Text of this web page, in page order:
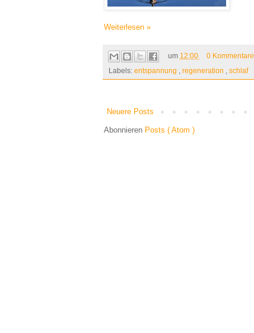
Weiterlesen »
um 12:00
0 Kommentare
Labels: entspannung regeneration schlaf
Neuere Posts
Abonnieren Posts ( Atom )